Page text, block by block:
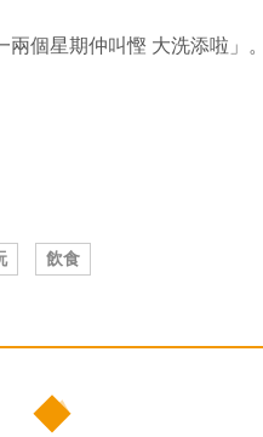
個星期仲叫慳 大洗添啦」
飲食